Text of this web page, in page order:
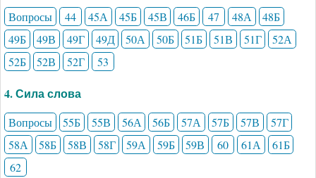
Вопросы 44 45А 45Б 45В 46Б 47 48А
48Б
49Б
49В 49Г 49Д 50А 50Б 51Б 51В 51Г
52А
52Б
52В 52Г 53
4. Сила слова
Вопросы 55Б 55В 56А 56Б 57А 57Б 57В
57Г
58А
58Б 58В 58Г 59А 59Б 59В 60 61А
61Б
62